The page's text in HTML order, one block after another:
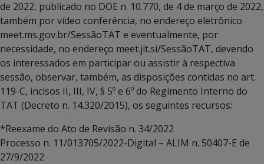
de 2022, publicado no DOE n. 10.770, de 4 de março de 2022,
também por vídeo conferência, no endereço eletrônico
meet.ms.gov.br/SessãoTAT e eventualmente, por
necessidade, no endereço meet.jit.si/SessãoTAT, devendo
os interessados em participar ou assistir à respectiva
sessão, observar, também, as disposições contidas no art.
119-C, incisos II, III, IV, § 5º e 6º do Regimento Interno do
TAT (Decreto n. 14.320/2015), os seguintes recursos:
*Reexame do Ato de Revisão n. 34/2022
Processo n. 11/013705/2022-Digital – ALIM n. 50407-E de
27/9/2022